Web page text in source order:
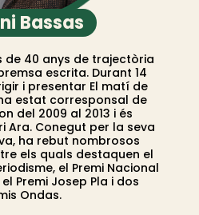
Bassas
de 40 anys de trajectòria
escrita. Durant 14
i presentar El matí de
estat corresponsal de
del 2009 al 2013 i és
Ara. Conegut per la seva
ha rebut nombrosos
els quals destaquen el
el Premi Nacional
Premi Josep Pla i dos
Ondas.